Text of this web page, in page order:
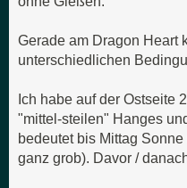
Gerade am Dragon Heart
unterschiedlichen
Ich habe auf der Ostseite
"mittel-steilen" Hanges
bedeutet bis Mittag
ganz grob). Davor /